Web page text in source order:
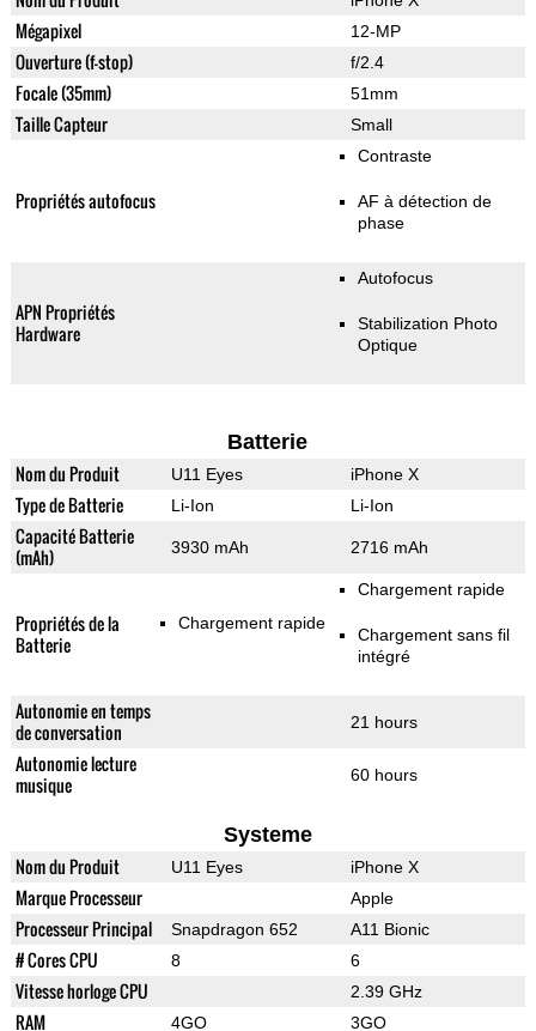
Mégapixel 12-MP
Ouverture (f-stop) f/2.4
Focale (35mm) 51mm
Taille Capteur Small
Propriétés autofocus
Contraste
AF à détection de
phase
APN Propriétés
Hardware
Autofocus
Stabilization Photo
Optique
Batterie
Nom du Produit U11 Eyes iPhone X
Type de Batterie Li-Ion Li-Ion
Capacité Batterie
(mAh)
3930 mAh 2716 mAh
Propriétés de la
Batterie
Chargement rapide
Chargement rapide
Chargement sans fil
intégré
Autonomie en temps
de conversation
21 hours
Autonomie lecture
musique
60 hours
Systeme
Nom du Produit U11 Eyes iPhone X
Marque Processeur Apple
Processeur Principal Snapdragon 652 A11 Bionic
# Cores CPU 8 6
Vitesse horloge CPU 2.39 GHz
RAM 4GO 3GO